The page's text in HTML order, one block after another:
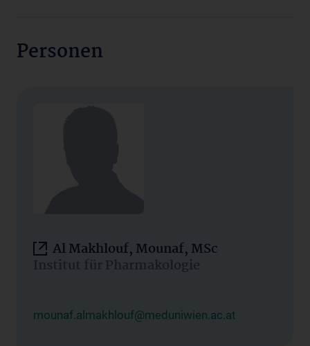
Personen
Al Makhlouf, Mounaf, MSc
Institut für Pharmakologie
mounaf.almakhlouf@meduniwien.ac.at